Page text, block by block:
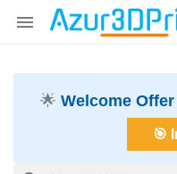

🌟 Welcome
🎯